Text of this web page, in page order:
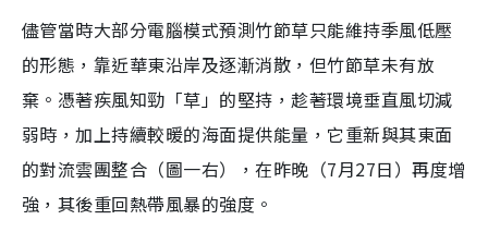
儘管當時大部分電腦模式預測竹節草只能維持季風低壓
的形態，靠近華東沿岸及逐漸消散，但竹節草未有放
棄。憑著疾風知勁「草」的堅持，趁著環境垂直風切減
弱時，加上持續較暖的海面提供能量，它重新與其東面
的對流雲團整合（圖一右），在昨晚（7月27日）再度增
強，其後重回熱帶風暴的強度。